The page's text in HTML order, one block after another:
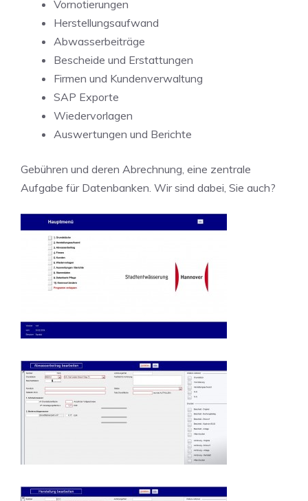
Vornotierungen
Herstellungsaufwand
Abwasserbeiträge
Bescheide und Erstattungen
Firmen und Kundenverwaltung
SAP Exporte
Wiedervorlagen
Auswertungen und Berichte
Gebühren und deren Abrechnung, eine zentrale
Aufgabe für Datenbanken. Wir sind dabei, Sie auch?